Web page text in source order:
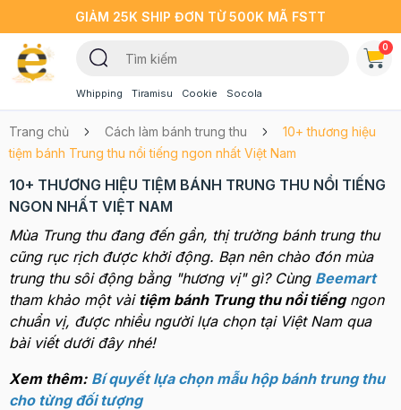
GIẢM 25K SHIP ĐƠN TỪ 500K MÃ FSTT
Whipping Tiramisu Cookie Socola
0
Trang chủ Cách làm bánh trung thu
10+ thương hiệu
tiệm bánh Trung thu nổi tiếng ngon nhất Việt Nam
10+ THƯƠNG HIỆU TIỆM BÁNH TRUNG THU NỔI TIẾNG
NGON NHẤT VIỆT NAM
Mùa Trung thu đang đến gần, thị trường bánh trung thu
cũng rục rịch được khởi động. Bạn nên chào đón mùa
trung thu sôi động bằng "hương vị" gì? Cùng Beemart
tham khảo một vài tiệm bánh Trung thu nổi tiếngngon
chuẩn vị, được nhiều người lựa chọn tại Việt Nam qua
bài viết dưới đây nhé!
Xem thêm: Bí quyết lựa chọn mẫu hộp bánh trung thu
cho từng đối tượng